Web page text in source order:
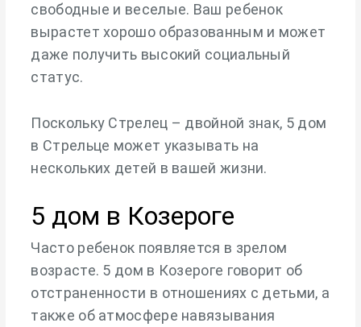
свободные и веселые. Ваш ребенок
вырастет хорошо образованным и может
даже получить высокий социальный
статус.
Поскольку Стрелец – двойной знак, 5 дом
в Стрельце может указывать на
нескольких детей в вашей жизни.
5 дом в Козероге
Часто ребенок появляется в зрелом
возрасте. 5 дом в Козероге говорит об
отстраненности в отношениях с детьми, а
также об атмосфере навязывания